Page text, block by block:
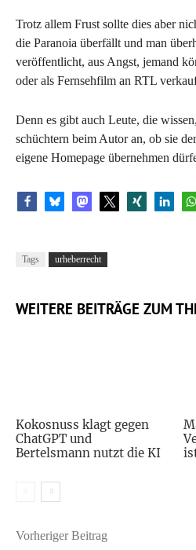
Trotz allem Frust sollte dies aber
die Paranoia überfällt und man
veröffentlicht, aus Angst, jemand
oder als Fernsehfilm an RTL
Denn es gibt auch Leute, die
schüchtern beim Autor an, ob sie
eigene Homepage übernehmen
Tags urheberrecht
WEITERE BEITRÄGE ZUM
Kokosnuss klagt gegen
ChatGPT und
Bertelsmann nutzt die KI
Vorheriger Beitrag